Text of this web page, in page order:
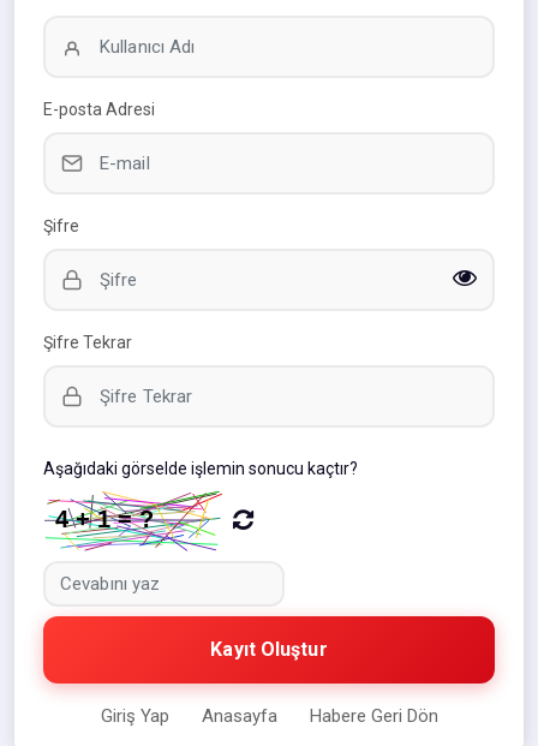
E-posta Adresi
Şifre
Şifre Tekrar
Aşağıdaki görselde işlemin sonucu kaçtır?
Kayıt Oluştur
Giriş Yap Anasayfa Habere Geri Dön